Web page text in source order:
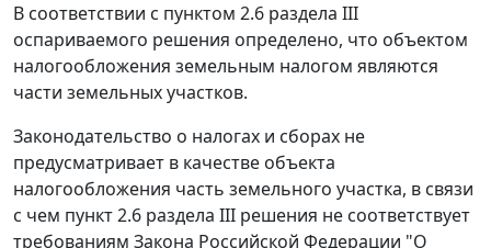
В соответствии с пунктом 2.6 раздела III
оспариваемого решения определено, что объектом
налогообложения земельным налогом являются
части земельных участков.
Законодательство о налогах и сборах не
предусматривает в качестве объекта
налогообложения часть земельного участка, в связи
с чем пункт 2.6 раздела III решения не соответствует
требованиям Закона Российской Федерации "О